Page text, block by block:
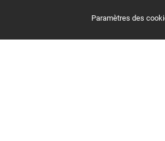
Paramètres des